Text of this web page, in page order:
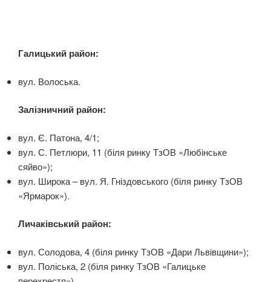
Галицький район:
вул. Волоська.
Залізничний район:
вул. Є. Патона, 4/1;
вул. С. Петлюри, 11 (біля ринку ТзОВ «Любінське
сяйво»);
вул. Широка – вул. Я. Гніздовського (біля ринку ТзОВ
«Ярмарок»).
Личаківський район:
вул. Солодова, 4 (біля ринку ТзОВ «Дари Львівщини»);
вул. Поліська, 2 (біля ринку ТзОВ «Галицьке